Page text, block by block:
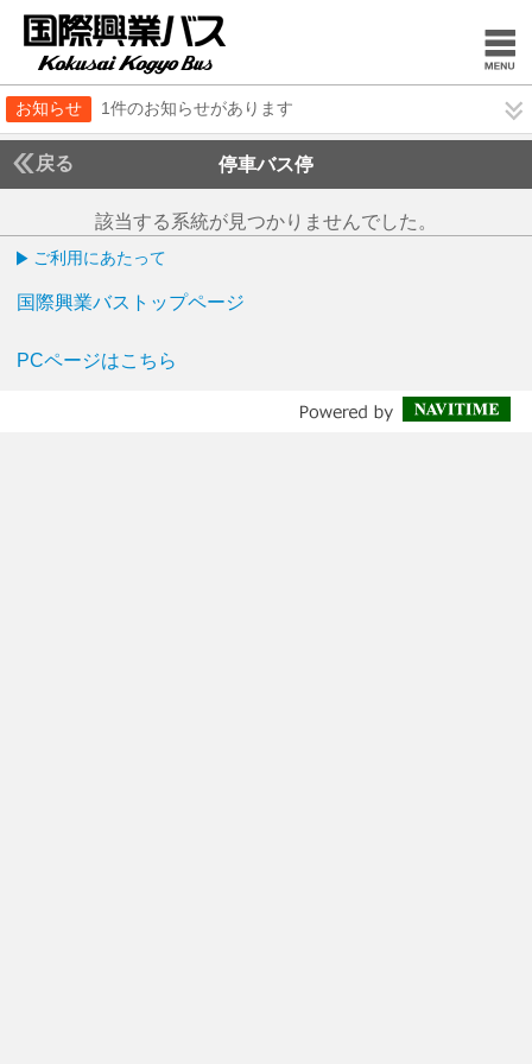
お知らせ 1件のお知らせがあります
戻る 停車バス停
該当する系統が見つかりませんでした。
ご利用にあたって
国際興業バストップページ
PCページはこちら